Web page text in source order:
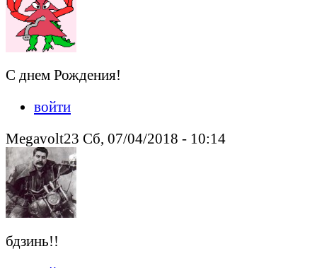
С днем Рождения!
войти
Megavolt23 Сб, 07/04/2018 - 10:14
бдзинь!!